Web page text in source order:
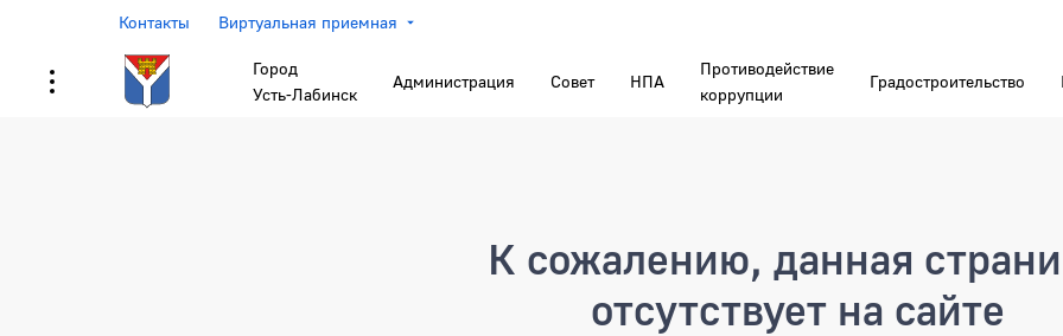
Контакты Виртуальная приемная
Город
Усть-Лабинск
Администрация Совет НПА
Противодействие
коррупции
Градостроительство
К сожалению, данная
отсутствует на сайте